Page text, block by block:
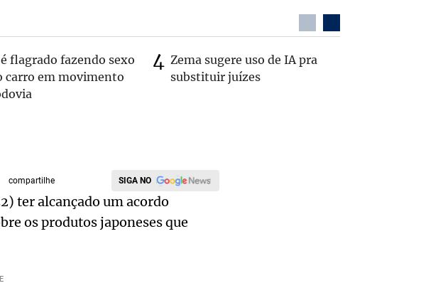
é flagrado fazendo sexo
carro em movimento
Zema sugere uso de IA pra
substituir juízes
compartilhe SIGA NO
ter alcançado um acordo
os produtos japoneses que